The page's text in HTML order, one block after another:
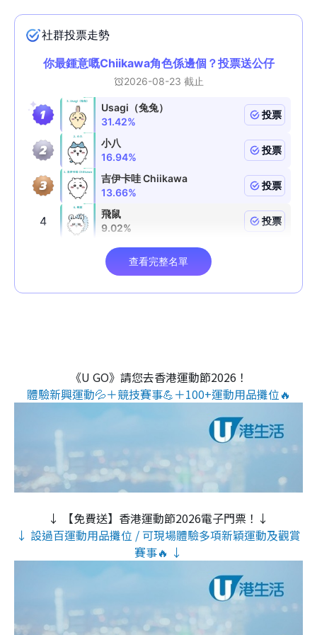
《U GO》請您去香港運動節2026！
體驗新興運動💦＋競技賽事💪＋100+運動用品攤位🔥
↓ 【免費送】香港運動節2026電子門票！↓
↓ 設過百運動用品攤位 / 可現場體驗多項新穎運動及觀賞
賽事🔥 ↓